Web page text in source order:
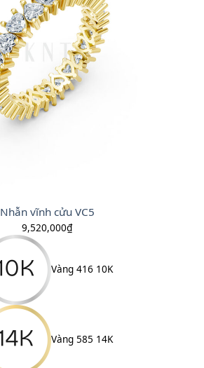
Nhẫn vĩnh cửu VC5
9,520,000₫
Vàng 416 10K
Vàng 585 14K